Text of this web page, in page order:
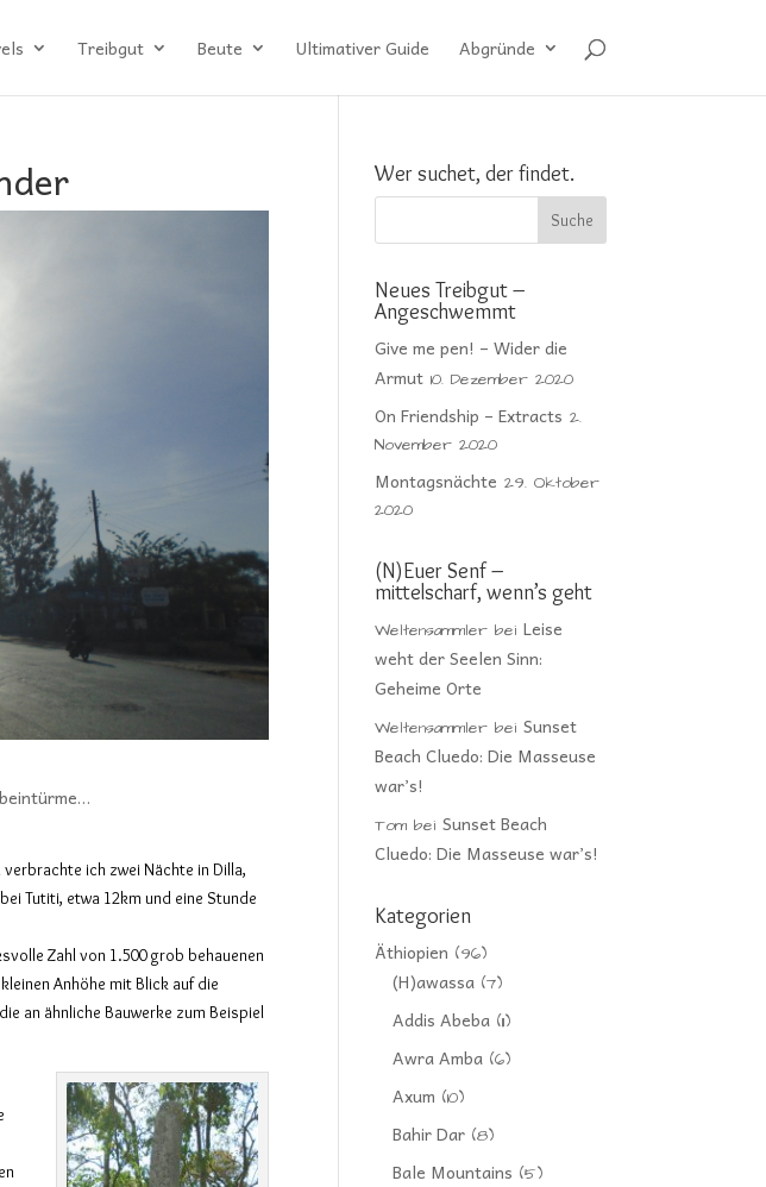
Treibgut Beute Ultimativer Guide Abgründe
ich zwei Nächte in Dilla,
Tutiti, etwa 12km und eine Stunde
Zahl von 1.500 grob behauenen
Anhöhe mit Blick auf die
an ähnliche Bauwerke zum Beispiel
Wer suchet, der findet.
Neues Treibgut –
Angeschwemmt
Give me pen! – Wider die
Armut 10. Dezember 2020
On Friendship – Extracts 2.
November 2020
Montagsnächte 29. Oktober
2020
(N)Euer Senf –
mittelscharf, wenn’s geht
Weltensammler beiLeise
weht der Seelen Sinn:
Geheime Orte
Weltensammler beiSunset
Beach Cluedo: Die Masseuse
war’s!
Tom beiSunset Beach
Cluedo: Die Masseuse war’s!
Kategorien
Äthiopien (96)
(H)awassa (7)
Addis Abeba (11)
Awra Amba (6)
Axum (10)
Bahir Dar (8)
Bale Mountains (5)